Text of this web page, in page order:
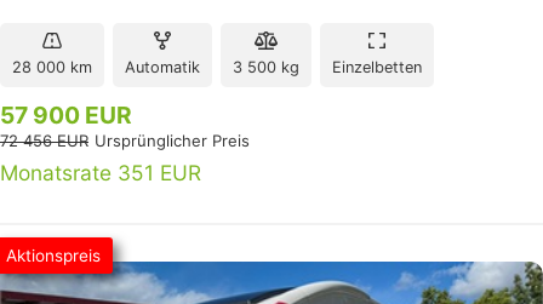
28 000 km Automatik 3 500 kg Einzelbetten
57 900 EUR
72 456 EUR Ursprünglicher Preis
Monatsrate 351 EUR
Aktionspreis